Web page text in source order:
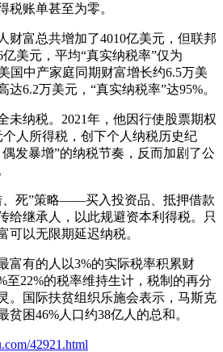
税账单甚至为零。
财富总共增加了4010亿美元，但联邦
美元，平均“真实纳税率”仅为
国中产家庭同期财富增长约6.5万美
6.2万美元，“真实纳税率”达95%。
未纳税。2021年，他因行使股票期权
人所得税，创下个人纳税历史纪
发暴增”的纳税节奏，反而加剧了公
、死”策略——买入投资品、抵押借款
给继承人，以此规避资本利得税。只
可以无限期延迟纳税。
富有的人以3%的实际税率积累财
至22%的税率维持生计，税制的再分
。国际扶贫组织乐施会表示，马斯克
贫困46%人口约38亿人的总和。
42921.html